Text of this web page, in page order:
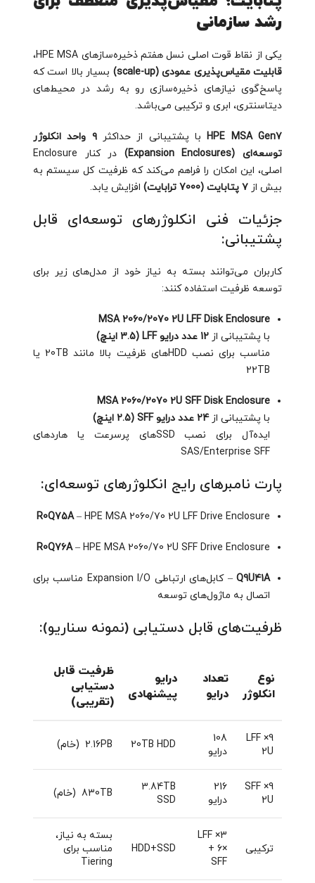
رشد سازمانی
یکی از نقاط قوت اصلی نسل هفتم ذخیره‌سازهای HPE MSA،
قابلیت مقیاس‌پذیری عمودی (scale-up)
بسیار بالا است که
پاسخ‌گوی نیازهای ذخیره‌سازی رو به رشد در محیط‌های
دیتاسنتری، ابری و ترکیبی می‌باشد.
HPE MSA Gen7با پشتیبانی از حداکثر
۹ واحد انکلوژر
توسعه‌ای (Expansion Enclosures)
در کنار Enclosure
اصلی، این امکان را فراهم می‌کند که ظرفیت کل سیستم به
بیش از ۷ پتابایت (7000 ترابایت) افزایش یابد.
جزئیات فنی انکلوژرهای توسعه‌ای قابل
پشتیبانی:
کاربران می‌توانند بسته به نیاز خود از مدل‌های زیر برای
توسعه ظرفیت استفاده کنند:
MSA 2060/2070 2U LFF Disk Enclosure
با پشتیبانی از 12 عدد درایو LFF (3.5 اینچ)
مناسب برای نصب HDDهای ظرفیت بالا مانند 20TB یا
22TB
MSA 2060/2070 2U SFF Disk Enclosure
با پشتیبانی از24 عدد درایو SFF (2.5 اینچ)
ایده‌آل برای نصب SSDهای پرسرعت یا هاردهای
SAS/Enterprise SFF
پارت نامبرهای رایج انکلوژرهای توسعه‌ای:
R0Q75A– HPE MSA 2060/70 2U LFF Drive Enclosure
R0Q76A– HPE MSA 2060/70 2U SFF Drive Enclosure
Q9U41A
– کابل‌های ارتباطی Expansion I/O مناسب برای
اتصال به ماژول‌های توسعه
ظرفیت‌های قابل دستیابی (نمونه سناریو):
نوع
انکلوژر
تعداد
درایو
درایو
پیشنهادی
ظرفیت قابل
دستیابی
(تقریبی)
9× LFF
2U
108
درایو
20TB HDD 2.16PB (خام)
9× SFF
2U
216
درایو
3.84TB
SSD
830TB (خام)
ترکیبی
3× LFF
+ 6×
SFF
HDD+SSD
بسته به نیاز،
مناسب برای
Tiering